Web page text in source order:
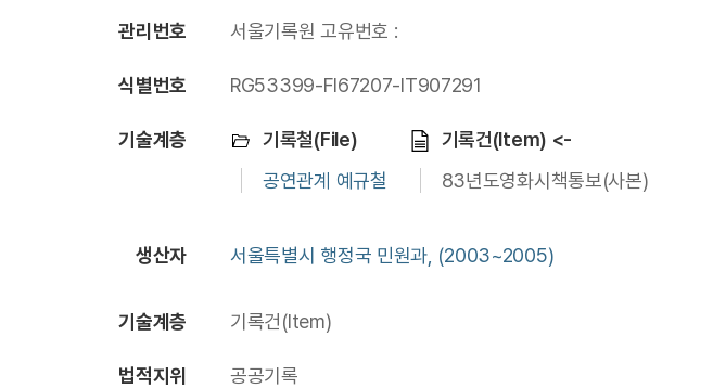
관리번호 서울기록원 고유번호 :
식별번호 RG53399-FI67207-IT907291
기술계층
기록철(File)
공연관계 예규철
기록건(Item) <-
83년도영화시책통보(사본)
생산자 서울특별시 행정국 민원과, (2003~2005)
기술계층 기록건(Item)
법적지위 공공기록